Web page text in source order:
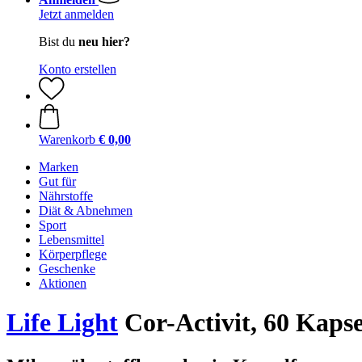
Jetzt anmelden
Bist du neu hier?
Konto erstellen
Warenkorb € 0,00
Marken
Gut für
Nährstoffe
Diät & Abnehmen
Sport
Lebensmittel
Körperpflege
Geschenke
Aktionen
Life Light Cor-Activit, 60